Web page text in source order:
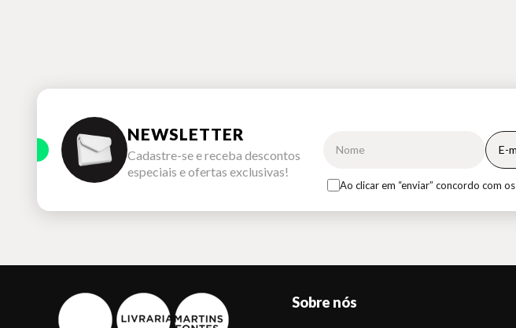
NEWSLETTER
Cadastre-se e receba descontos
especiais e ofertas exclusivas!
Ao clicar em “enviar” concordo com os
Sobre nós